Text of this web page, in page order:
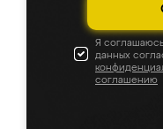
Я
данных
соглашению